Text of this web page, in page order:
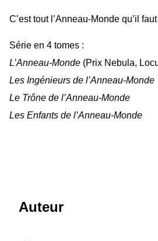
C’est tout l’Anneau-Monde qu’il
Série en 4 tomes :
L’Anneau-Monde (Prix Nebula,
Les Ingénieurs de l’Anneau-Monde
Le Trône de l’Anneau-Monde
Les Enfants de l’Anneau-Monde
Auteur